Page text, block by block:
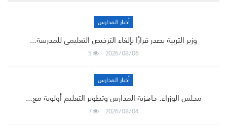
أخبار المدارس
وزير التربية يصدر قرارًا بإلغاء الترخيص التعليمي للمدرسة…
2026/08/06
5
أخبار المدارس
مجلس الوزراء: جاهزية المدارس وتطوير التعليم أولوية مع…
2026/08/04
7